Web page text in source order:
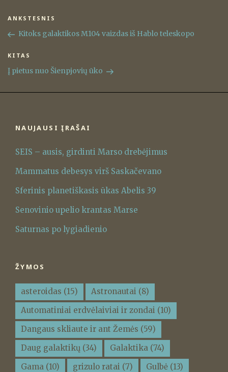
Navigacija
tarp
Ankstesnis
įrašas
ANKSTESNIS
Kitoks galaktikos M104 vaizdas iš Hablo teleskopo
Kitas
įrašas
KITAS
Į pietus nuo Šienpjovių ūko
NAUJAUSI ĮRAŠAI
SEIS – ausis, girdinti Marso drebėjimus
Mammatus debesys virš Saskačevano
Sferinis planetiškasis ūkas Abelis 39
Senovinio upelio krantas Marse
Saturnas po lygiadienio
ŽYMOS
asteroidas (15) Astronautai (8)
Automatiniai erdvėlaiviai ir zondai (10)
Dangaus skliaute ir ant Žemės (59)
Daug galaktikų (34) Galaktika (74)
Gama (10) grizulo ratai (7) Gulbė (13)